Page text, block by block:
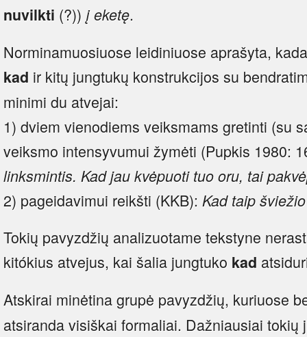
nuvilkti (?)) į eketę.
Norminamuosiuose leidiniuose aprašyta,
kad ir kitų jungtukų konstrukcijos su
minimi du atvejai:
1) dviem vienodiems veiksmams gretinti (su
veiksmo intensyvumui žymėti (Pupkis 1980:
linksmintis. Kad jau kvėpuoti tuo oru, tai
2) pageidavimui reikšti (KKB): Kad taip
Tokių pavyzdžių analizuotame tekstyne
kitókius atvejus, kai šalia jungtuko kad
Atskirai minėtina grupė pavyzdžių, kuriuose
atsiranda visiškai formaliai. Dažniausiai tokių